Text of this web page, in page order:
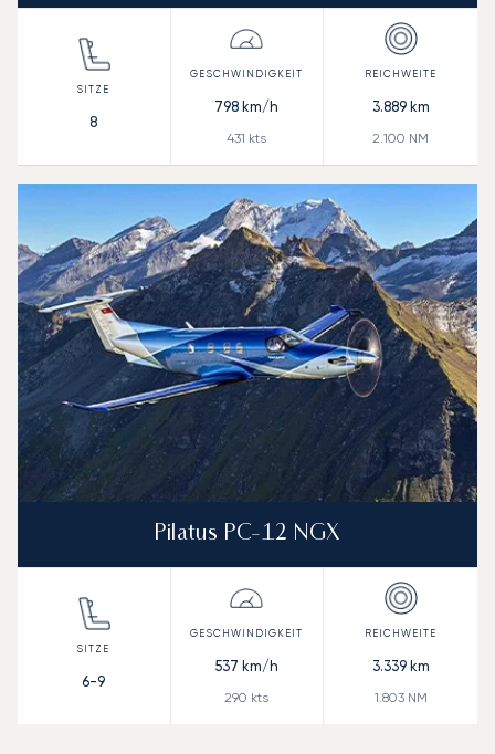
8
798 km/h
431 kts
3.889km
2.100 NM
Pilatus PC-12 NGX
6-9
537 km/h
290 kts
3.339km
1.803NM